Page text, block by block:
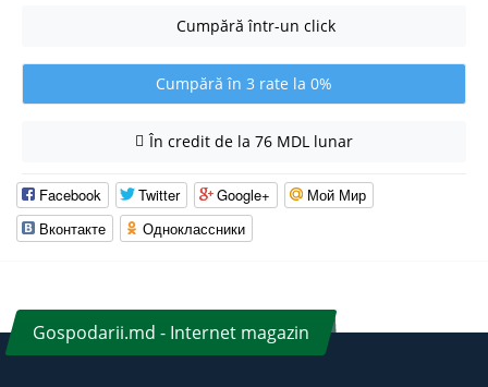
Cumpără într-un click
Cumpără în 3 rate la 0%
În credit de la 76 MDL lunar
Facebook Twitter Google+
Мой Мир
Вконтакте
Одноклассники
Gospodarii.md - Internet magazin